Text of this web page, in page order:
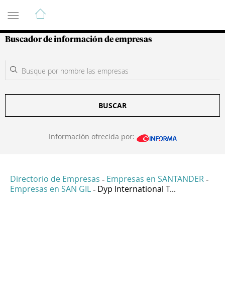
Guía de Empresas Colombianas
Buscador de información de empresas
BUSCAR
Información ofrecida por:
Directorio de Empresas - Empresas en SANTANDER -
Empresas en SAN GIL - Dyp International T...